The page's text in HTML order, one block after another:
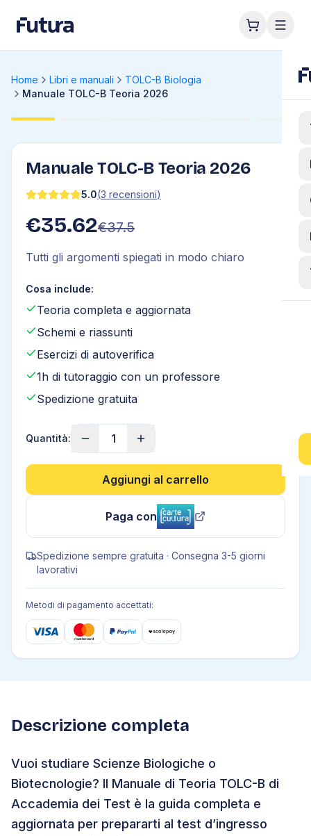
Home Libri e manuali
TOLC-B Biologia
Manuale TOLC-B Teoria 2026
Manuale TOLC-B Teoria 2026
5.0(3 recensioni)
€35.62€37.5
Tutti gli argomenti spiegati in modo chiaro
Cosa include:
Teoria completa e aggiornata
Schemi e riassunti
Esercizi di autoverifica
1h di tutoraggio con un professore
Spedizione gratuita
Quantità: 1
Aggiungi al carrello
Paga con
Spedizione sempre gratuita · Consegna 3-5 giorni
lavorativi
Metodi di pagamento accettati:
Descrizione completa
Vuoi studiare Scienze Biologiche o
Biotecnologie? Il Manuale di Teoria TOLC-B di
Accademia dei Test è la guida completa e
aggiornata per prepararti al test d’ingresso